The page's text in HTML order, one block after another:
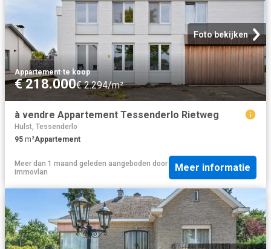
Foto bekijken
Appartement·te koop
€ 218.000€ 2.294/m²
à vendre Appartement Tessenderlo Rietweg
Hulst, Tessenderlo
95 m²Appartement
Meer dan 1 maand geleden aangeboden door
immovlan
Meer informatie